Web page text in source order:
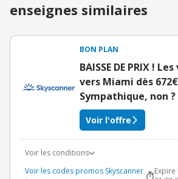
enseignes similaires
BON PLAN
BAISSE DE PRIX !
vers Miami dès
Sympathique, non ?
Voir l'offre
Voir les conditions
Voir les codes promos Skyscanner
Expire